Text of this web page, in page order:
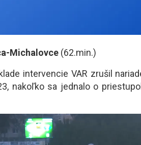
Michalovce (62.min.)
intervencie VAR zrušil
nakoľko sa jednalo o